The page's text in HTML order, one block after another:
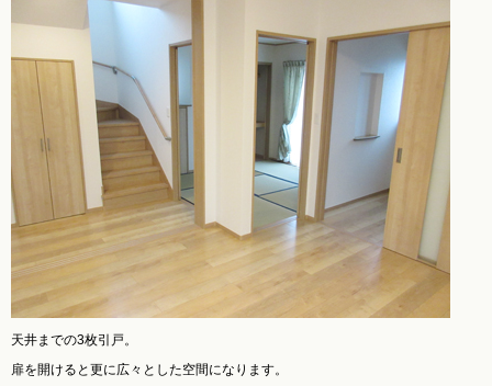
天井までの3枚引戸。
扉を開けると更に広々とした空間になります。